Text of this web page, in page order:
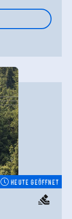
HEUTE GEÖFFNET